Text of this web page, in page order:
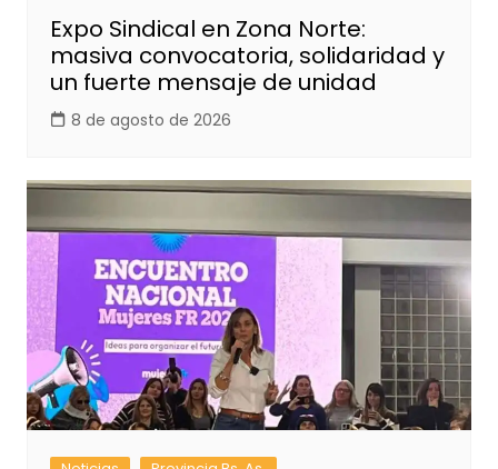
Expo Sindical en Zona Norte:
masiva convocatoria, solidaridad y
un fuerte mensaje de unidad
8 de agosto de 2026